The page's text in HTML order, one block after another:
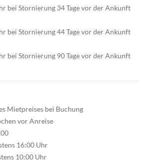
bei Stornierung 34 Tage vor der Ankunft
bei Stornierung 44 Tage vor der Ankunft
bei Stornierung 90 Tage vor der Ankunft
Mietpreises bei Buchung
vor Anreise
16:00 Uhr
10:00 Uhr